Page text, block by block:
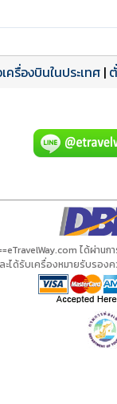
ครื่องบินในประเทศ |
ได้ผ่าน
ะได้รับเครื่องหมายรับรอง